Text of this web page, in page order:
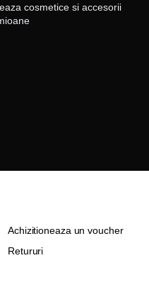
cosmetice si accesorii
Achizitioneaza un voucher
Retururi